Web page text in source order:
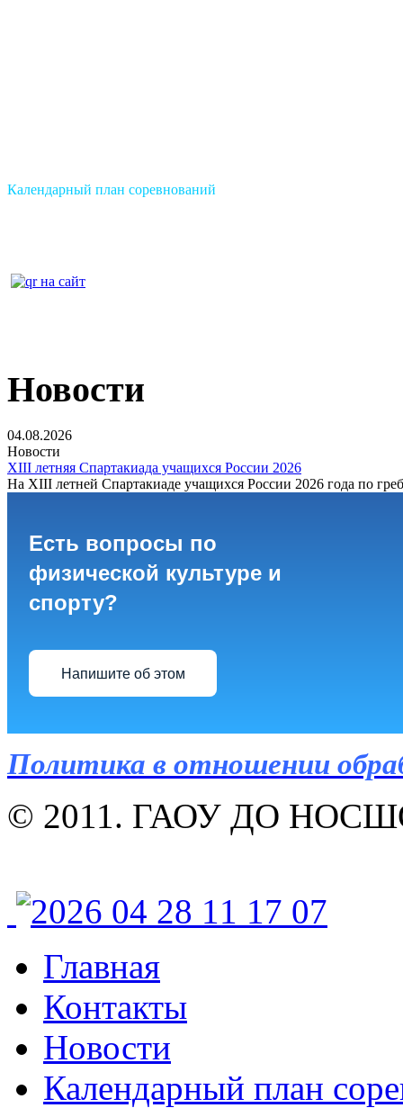
Календарный план соревнований
Новости
04.08.2026
Новости
XIII летняя Спартакиада учащихся России 2026
На XIII летней Спартакиаде учащихся России 2026 года по
Есть вопросы по
физической культуре и
спорту?
Напишите об этом
Политика в отношении
© 2011. ГАОУ ДО
Главная
Контакты
Новости
Календарный план